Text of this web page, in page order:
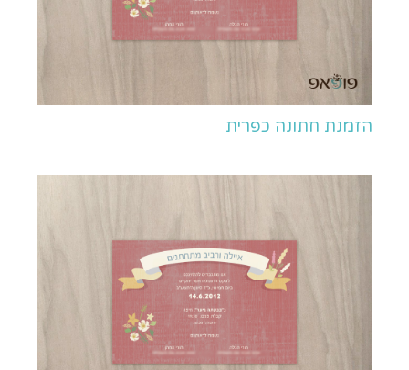
הזמנת חתונה כפרית